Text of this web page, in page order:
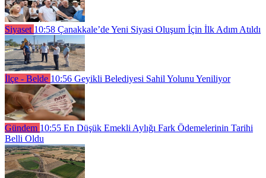
Siyaset 10:58 Çanakkale’de Yeni Siyasi Oluşum İçin İlk Adım Atıldı
İlçe - Belde 10:56 Geyikli Belediyesi Sahil Yolunu Yeniliyor
Gündem 10:55 En Düşük Emekli Aylığı Fark Ödemelerinin Tarihi
Belli Oldu